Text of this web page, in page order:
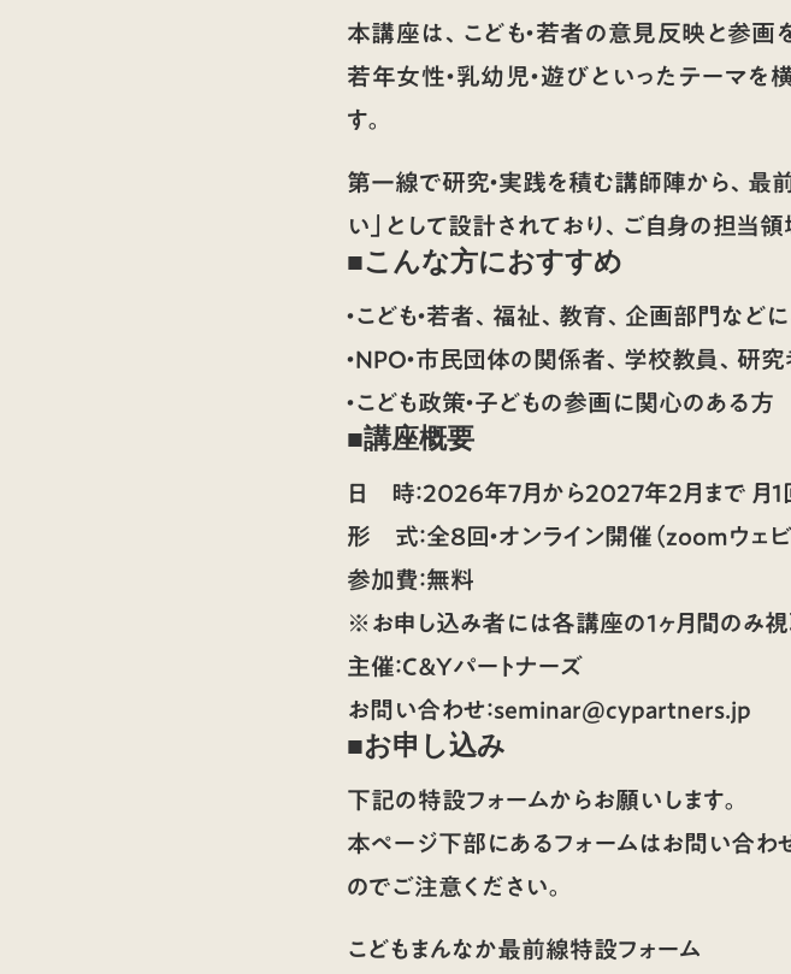
本講座は、こども・若者の意見反映と参画
若年女性・乳幼児・遊びといったテーマ
す。
第一線で研究・実践を積む講師陣から、
い」として設計されており、ご自身の担当
■こんな方におすすめ
・こども・若者、福祉、教育、企画部門な
・NPO・市民団体の関係者、学校教員、研
・こども政策・子どもの参画に関心のある方
■講座概要
日 時：2026年7月から2027年2月まで 月
形 式：全8回・オンライン開催（zoomウェ
参加費：無料
※お申し込み者には各講座の1ヶ月間のみ
主催：C＆Yパートナーズ
お問い合わせ：seminar@cypartners.jp
■お申し込み
下記の特設フォームからお願いします。
本ページ下部にあるフォームはお問い合わ
のでご注意ください。
こどもまんなか最前線特設フォーム